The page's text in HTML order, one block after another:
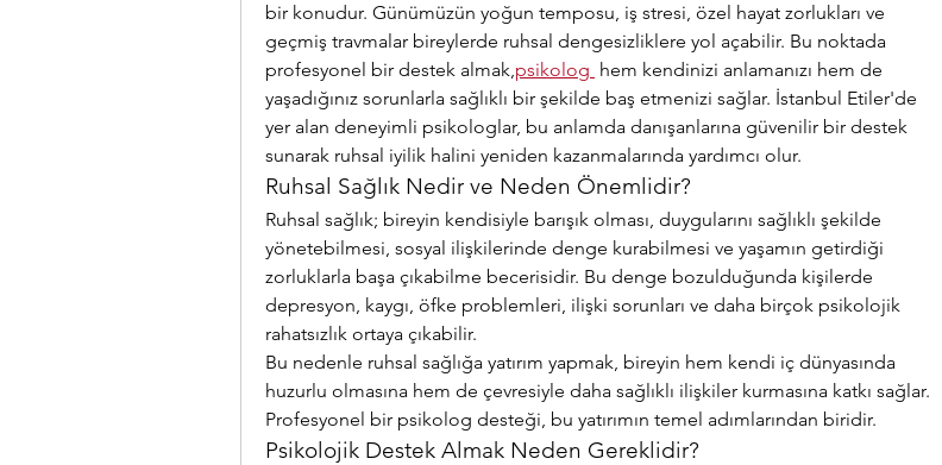
bir konudur. Günümüzün yoğun temposu, iş stresi, özel hayat zorlukları ve
geçmiş travmalar bireylerde ruhsal dengesizliklere yol açabilir. Bu noktada
profesyonel bir destek almak,psikolog hem kendinizi anlamanızı hem de
yaşadığınız sorunlarla sağlıklı bir şekilde baş etmenizi sağlar. İstanbul Etiler'de
yer alan deneyimli psikologlar, bu anlamda danışanlarına güvenilir bir destek
sunarak ruhsal iyilik halini yeniden kazanmalarında yardımcı olur.
Ruhsal Sağlık Nedir ve Neden Önemlidir?
Ruhsal sağlık; bireyin kendisiyle barışık olması, duygularını sağlıklı şekilde
yönetebilmesi, sosyal ilişkilerinde denge kurabilmesi ve yaşamın getirdiği
zorluklarla başa çıkabilme becerisidir. Bu denge bozulduğunda kişilerde
depresyon, kaygı, öfke problemleri, ilişki sorunları ve daha birçok psikolojik
rahatsızlık ortaya çıkabilir.
Bu nedenle ruhsal sağlığa yatırım yapmak, bireyin hem kendi iç dünyasında
huzurlu olmasına hem de çevresiyle daha sağlıklı ilişkiler kurmasına katkı sağlar.
Profesyonel bir psikolog desteği, bu yatırımın temel adımlarından biridir.
Psikolojik Destek Almak Neden Gereklidir?